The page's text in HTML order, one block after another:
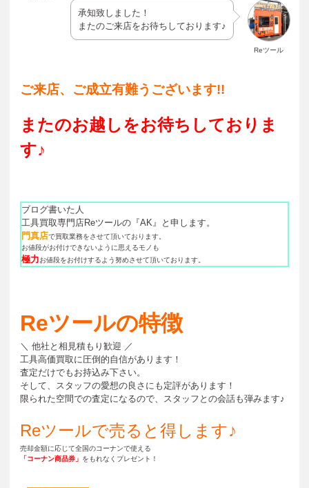
Reツール
承知致しました！
またのご来店をお待ちしております♪
ご来店、ご成立有難うございます!!
またのお越しをお待ちしておりま
す♪
ブログ書いた人
工具買取専門店Reツールの『AK』と申します。
門真店で買取業務をさせて頂いております。
お値段がお付けできないように思えるモノも
極力お値段をお付けするよう努めさせて頂いております。
Reツールの特徴
＼ 他社と相見積もり歓迎 ／
工具高価買取に圧倒的自信があります！
査定だけでもお持込み下さい。
そして、スタッフの愛想の良さにも定評があります！
限られた空間での査定になるので、スタッフとの会話も弾みます♪
Reツールで売ると得します♪
売却金額に応じて全国のコーナンで使える
「コーナン商品券」 をもれなくプレゼント！